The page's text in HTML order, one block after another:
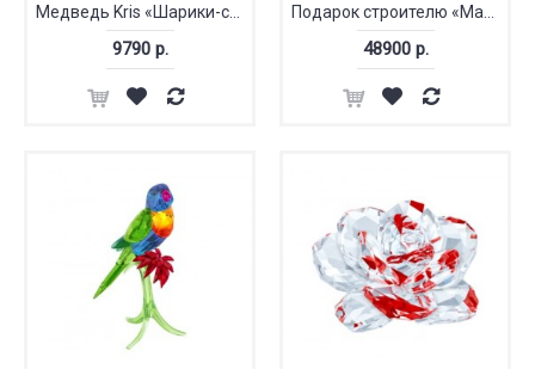
Медведь Kris «Шарики-сердечки»
9790 р.
Подарок строителю «Мастерок»
48900 р.